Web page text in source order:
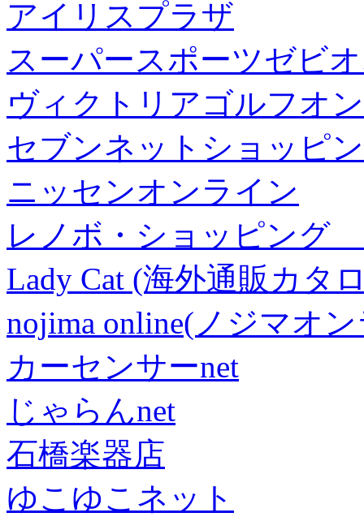
アイリスプラザ
スーパースポーツゼビ
ヴィクトリアゴルフオ
セブンネットショッピ
ニッセンオンライン
レノボ・ショッピング
Lady Cat (海外通販カタ
nojima online(ノジマオ
カーセンサーnet
じゃらんnet
石橋楽器店
ゆこゆこネット